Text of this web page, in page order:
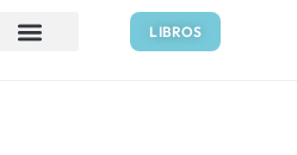
LIBROS